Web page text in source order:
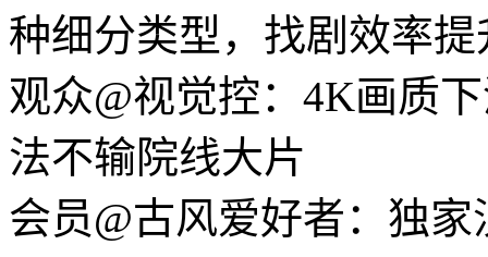
种细分类型，找剧效率提
观众@视觉控：4K画质
法不输院线大片
会员@古风爱好者：独